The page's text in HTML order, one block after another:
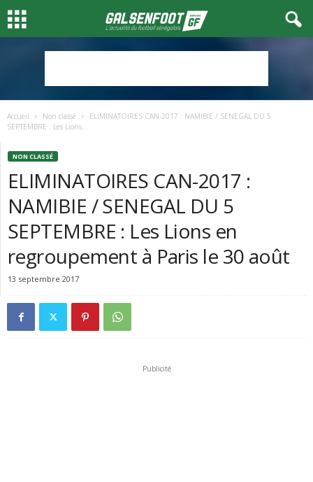
Accueil Non classé
ELIMINATOIRES CAN-2017 : NAMIBIE / SENEGAL DU 5
SEPTEMBRE : Les Lions...
NON CLASSÉ
ELIMINATOIRES CAN-2017 :
NAMIBIE / SENEGAL DU 5
SEPTEMBRE : Les Lions en
regroupement à Paris le 30 août
13 septembre 2017
Publicité